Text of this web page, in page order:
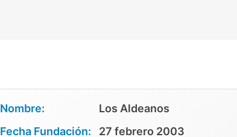
Nombre:
Los Aldeanos
Fecha Fundación:
27 febrero 2003